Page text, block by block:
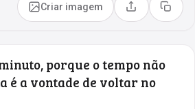
Criar imagem Compartilhar
Copiar
porque o tempo não
é a vontade de voltar no